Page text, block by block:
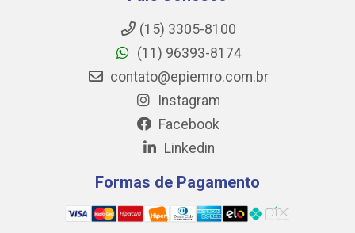
(15) 3305-8100
(11) 96393-8174
contato@epiemro.com.br
Instagram
Facebook
Linkedin
Formas de Pagamento